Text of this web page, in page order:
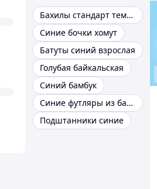
Бахилы стандарт темно-синий
Синие бочки хомут
Батуты синий взрослая
Голубая байкальская
Синий бамбук
Синие футляры из бархата
Подштанники синие